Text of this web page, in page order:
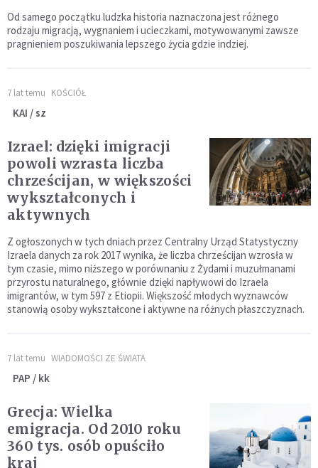
Od samego początku ludzka historia naznaczona jest różnego
rodzaju migracją, wygnaniem i ucieczkami, motywowanymi zawsze
pragnieniem poszukiwania lepszego życia gdzie indziej.
7 lat temu KOŚCIÓŁ
KAI / sz
Izrael: dzięki imigracji
powoli wzrasta liczba
chrześcijan, w większości
wykształconych i
aktywnych
Z ogłoszonych w tych dniach przez Centralny Urząd Statystyczny
Izraela danych za rok 2017 wynika, że liczba chrześcijan wzrosła w
tym czasie, mimo niższego w porównaniu z Żydami i muzułmanami
przyrostu naturalnego, głównie dzięki napływowi do Izraela
imigrantów, w tym 597 z Etiopii. Większość młodych wyznawców
stanowią osoby wykształcone i aktywne na różnych płaszczyznach.
7 lat temu WIADOMOŚCI ZE ŚWIATA
PAP / kk
Grecja: Wielka
emigracja. Od 2010 roku
360 tys. osób opuściło
kraj